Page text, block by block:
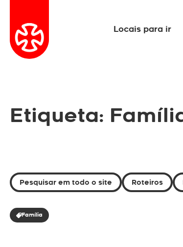
Locais para ir
Etiqueta:
Pesquisar em todo o site Roteiros
Família